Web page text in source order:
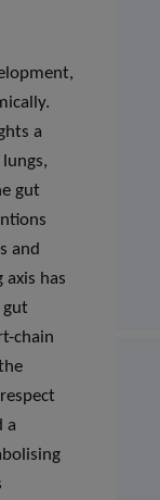
a
gut
and
has
gut
chain
a